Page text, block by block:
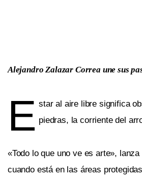
Alejandro Zalazar Correa une sus
E star al aire libre significa
piedras, la corriente del
«Todo lo que uno ve es arte», lanza
cuando está en las áreas